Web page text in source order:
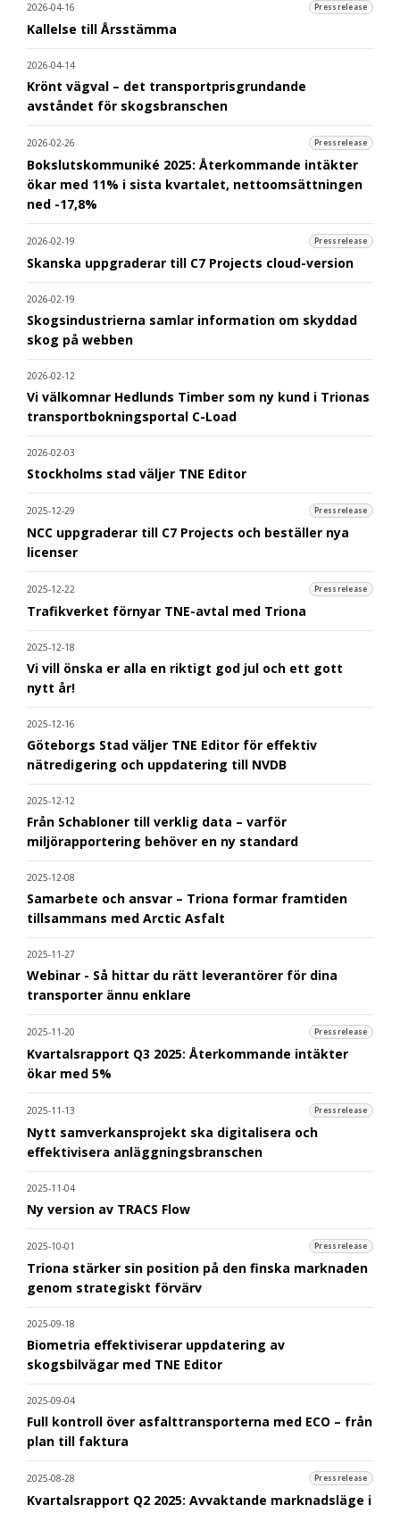
2026-04-16 Pressrelease
Kallelse till Årsstämma
2026-04-14
Krönt vägval – det transportprisgrundande
avståndet för skogsbranschen
2026-02-26 Pressrelease
Bokslutskommuniké 2025: Återkommande intäkter
ökar med 11% i sista kvartalet, nettoomsättningen
ned -17,8%
2026-02-19 Pressrelease
Skanska uppgraderar till C7 Projects cloud-version
2026-02-19
Skogsindustrierna samlar information om skyddad
skog på webben
2026-02-12
Vi välkomnar Hedlunds Timber som ny kund i Trionas
transportbokningsportal C-Load
2026-02-03
Stockholms stad väljer TNE Editor
2025-12-29 Pressrelease
NCC uppgraderar till C7 Projects och beställer nya
licenser
2025-12-22 Pressrelease
Trafikverket förnyar TNE-avtal med Triona
2025-12-18
Vi vill önska er alla en riktigt god jul och ett gott
nytt år!
2025-12-16
Göteborgs Stad väljer TNE Editor för effektiv
nätredigering och uppdatering till NVDB
2025-12-12
Från Schabloner till verklig data – varför
miljörapportering behöver en ny standard
2025-12-08
Samarbete och ansvar – Triona formar framtiden
tillsammans med Arctic Asfalt
2025-11-27
Webinar - Så hittar du rätt leverantörer för dina
transporter ännu enklare
2025-11-20 Pressrelease
Kvartalsrapport Q3 2025: Återkommande intäkter
ökar med 5%
2025-11-13 Pressrelease
Nytt samverkansprojekt ska digitalisera och
effektivisera anläggningsbranschen
2025-11-04
Ny version av TRACS Flow
2025-10-01 Pressrelease
Triona stärker sin position på den finska marknaden
genom strategiskt förvärv
2025-09-18
Biometria effektiviserar uppdatering av
skogsbilvägar med TNE Editor
2025-09-04
Full kontroll över asfalttransporterna med ECO – från
plan till faktura
2025-08-28 Pressrelease
Kvartalsrapport Q2 2025: Avvaktande marknadsläge i